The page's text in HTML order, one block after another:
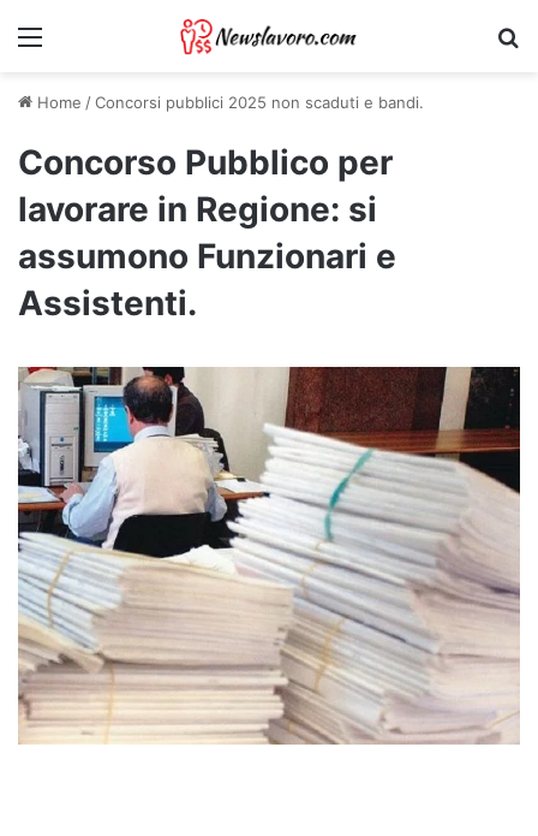
Menu
Home /Concorsi pubblici 2025 non scaduti e bandi.
Concorso Pubblico per
lavorare in Regione: si
assumono Funzionari e
Assistenti.